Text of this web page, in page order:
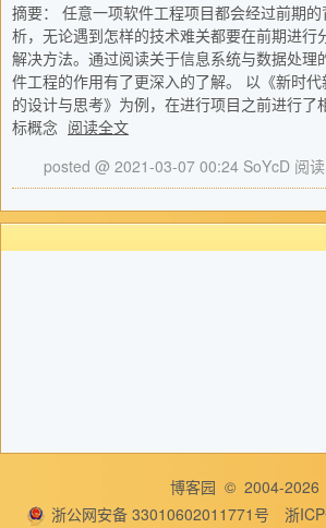
摘要： 任意一项软件工程项目都会经过前期
析，无论遇到怎样的技术难关都要在前期进行
解决方法。通过阅读关于信息系统与数据处理
件工程的作用有了更深入的了解。 以《新时
的设计与思考》为例，在进行项目之前进行了
标概念 阅读全文
posted @ 2021-03-07 00:24 SoYcD 阅
博客园 © 2004-2026
浙公网安备 33010602011771号
浙